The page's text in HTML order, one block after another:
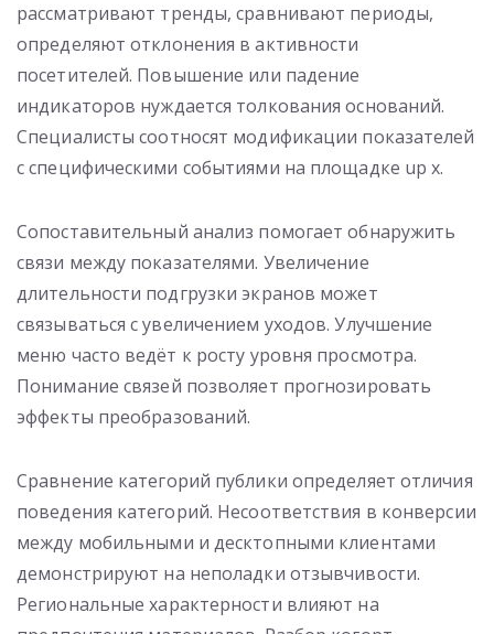
рассматривают тренды, сравнивают периоды,
определяют отклонения в активности
посетителей. Повышение или падение
индикаторов нуждается толкования оснований.
Специалисты соотносят модификации показателей
с специфическими событиями на площадке up x.
Сопоставительный анализ помогает обнаружить
связи между показателями. Увеличение
длительности подгрузки экранов может
связываться с увеличением уходов. Улучшение
меню часто ведёт к росту уровня просмотра.
Понимание связей позволяет прогнозировать
эффекты преобразований.
Сравнение категорий публики определяет отличия
поведения категорий. Несоответствия в конверсии
между мобильными и десктопными клиентами
демонстрируют на неполадки отзывчивости.
Региональные характерности влияют на